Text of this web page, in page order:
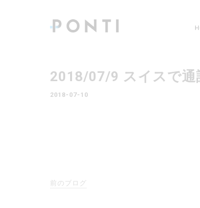
2018/07/9 スイスで通
2018-07-10
前のブログ